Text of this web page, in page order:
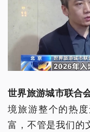
世界旅游城市联合
境旅游整个的热
富，不管是我们的